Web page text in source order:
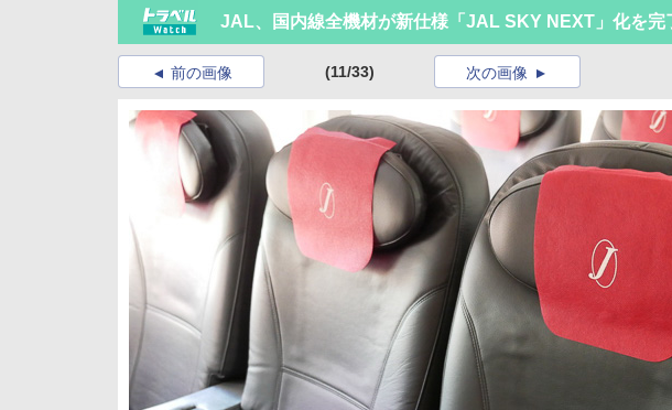
JAL、国内線全機材が新仕様「JAL SKY NEXT」化を完
前の画像 (11/33) 次の画像